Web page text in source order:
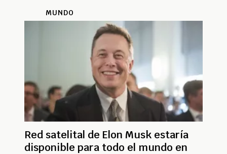
MUNDO
Red satelital de Elon Musk estaría
disponible para todo el mundo en